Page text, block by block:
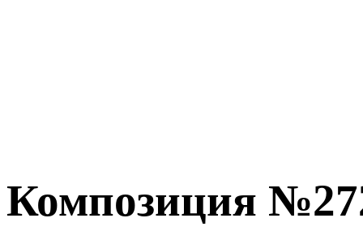
Композиция